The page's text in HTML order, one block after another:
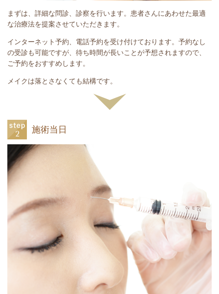
まずは、詳細な問診、診察を行います。患者さんにあわせた最適
な治療法を提案させていただきます。
インターネット予約、電話予約を受け付けております。予約なし
の受診も可能ですが、待ち時間が長いことが予想されますので、
ご予約をおすすめします。
メイクは落とさなくても結構です。
施術当日